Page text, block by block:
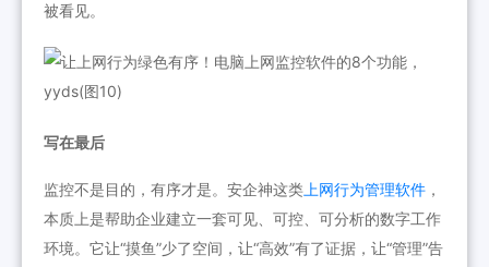
被看见。
写在最后
监控不是目的，有序才是。安企神这类 上网行为管理软件 ，
本质上是帮助企业建立一套可见、可控、可分析的数字工作
环境。它让“摸鱼”少了空间，让“高效”有了证据，让“管理”告